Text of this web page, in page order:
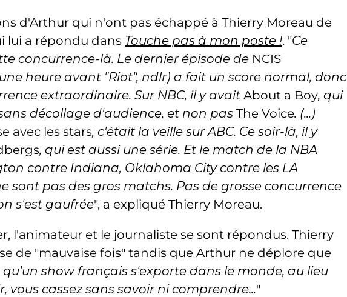
d'Arthur qui n'ont pas échappé à Thierry Moreau de
lui a répondu dans Touche pas à mon poste !. "Ce
concurrence-là. Le dernier épisode de NCIS
heure avant "Riot", ndlr) a fait un score normal, donc
extraordinaire. Sur NBC, il y avait About a Boy, qui
décollage d'audience, et non pas The Voice. (...)
avec les stars, c'était la veille sur ABC. Ce soir-là, il y
, qui est aussi une série. Et le match de la NBA
contre Indiana, Oklahoma City contre les LA
sont pas des gros matchs. Pas de grosse concurrence
s'est gaufrée", a expliqué Thierry Moreau.
l'animateur et le journaliste se sont répondus. Thierry
de "mauvaise fois" tandis que Arthur ne déplore que
qu'un show français s'exporte dans le monde, au lieu
vous cassez sans savoir ni comprendre..."